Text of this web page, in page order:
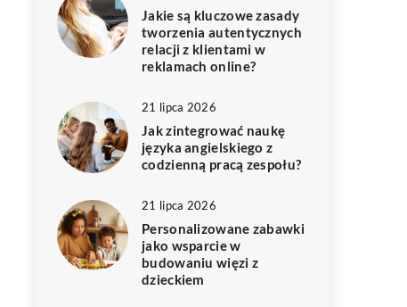
Jakie są kluczowe zasady
tworzenia autentycznych
relacji z klientami w
reklamach online?
21 lipca 2026
Jak zintegrować naukę
języka angielskiego z
codzienną pracą zespołu?
21 lipca 2026
Personalizowane zabawki
jako wsparcie w
budowaniu więzi z
dzieckiem